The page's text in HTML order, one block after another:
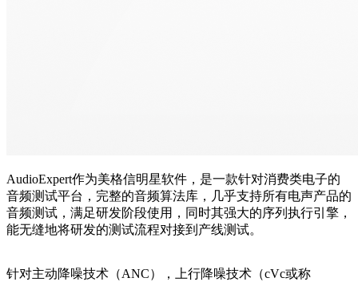
AudioExpert作为美格信明星软件，是一款针对消费类电子的
音频测试平台，完整的音频算法库，几乎支持所有电声产品的
音频测试，满足研发阶段使用，同时其强大的序列执行引擎，
能无缝地将研发的测试流程对接到产线测试。
针对主动降噪技术（ANC），上行降噪技术（cVc或称